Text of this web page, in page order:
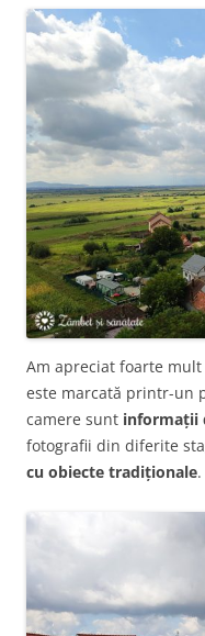
Am apreciat foarte
este marcată printr-un
camere sunt informații
fotografii din diferite
cu obiecte tradiționale.